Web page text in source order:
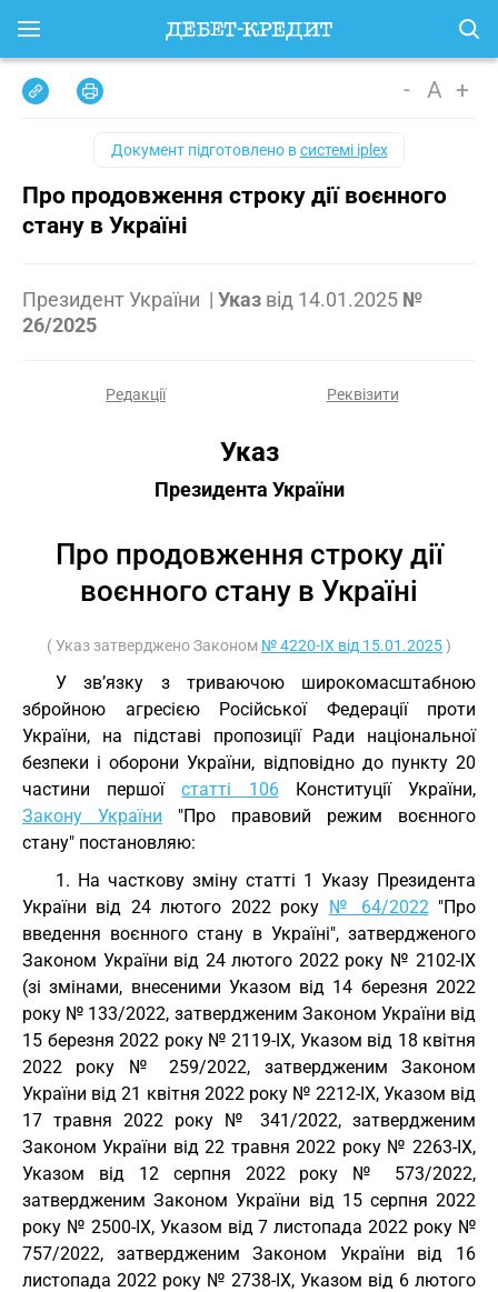
- A +
Документ підготовлено всистемі iplex
Про продовження строку дії воєнного
стану в Україні
Президент України | Указ від 14.01.2025 №
26/2025
Редакції Реквізити
Указ
Президента України
Про продовження строку дії
воєнного стану в Україні
( Указ затверджено Законом № 4220-IX від 15.01.2025)
У зв’язку з триваючою широкомасштабною
збройною агресією Російської Федерації проти
України, на підставі пропозиції Ради національної
безпеки і оборони України, відповідно до пункту 20
частини першоїстатті 106Конституції України,
Закону України "Про правовий режим воєнного
стану" постановляю:
1. На часткову зміну статті 1 Указу Президента
України від 24 лютого 2022 року № 64/2022"Про
введення воєнного стану в Україні", затвердженого
Законом України від 24 лютого 2022 року № 2102-IX
(зі змінами, внесеними Указом від 14 березня 2022
року № 133/2022, затвердженим Законом України від
15 березня 2022 року № 2119-IX, Указом від 18 квітня
2022 року № 259/2022, затвердженим Законом
України від 21 квітня 2022 року № 2212-IX, Указом від
17 травня 2022 року № 341/2022, затвердженим
Законом України від 22 травня 2022 року № 2263-IX,
Указом від 12 серпня 2022 року № 573/2022,
затвердженим Законом України від 15 серпня 2022
року № 2500-IX, Указом від 7 листопада 2022 року №
757/2022, затвердженим Законом України від 16
листопада 2022 року № 2738-IX, Указом від 6 лютого